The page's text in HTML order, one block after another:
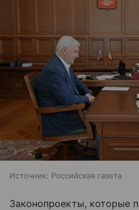
Источник: Российская газета
Законопроекты, которые